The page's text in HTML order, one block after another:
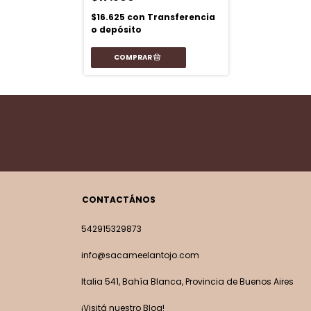
$16.625 con Transferencia
o depósito
CONTACTÁNOS
542915329873
info@sacameelantojo.com
Italia 541, Bahía Blanca, Provincia de Buenos Aires
¡Visitá nuestro Blog!